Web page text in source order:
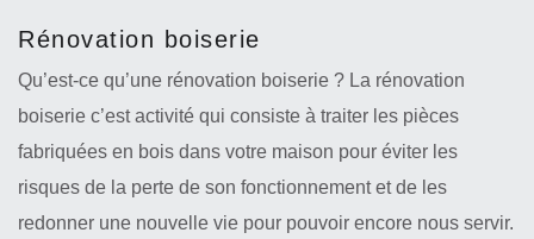
Rénovation boiserie
Qu’est-ce qu’une rénovation boiserie ? La rénovation
boiserie c’est activité qui consiste à traiter les pièces
fabriquées en bois dans votre maison pour éviter les
risques de la perte de son fonctionnement et de les
redonner une nouvelle vie pour pouvoir encore nous servir.